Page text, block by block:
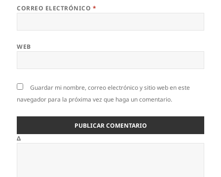
CORREO ELECTRÓNICO *
WEB
Guardar mi nombre, correo electrónico y sitio web en este
navegador para la próxima vez que haga un comentario.
Δ